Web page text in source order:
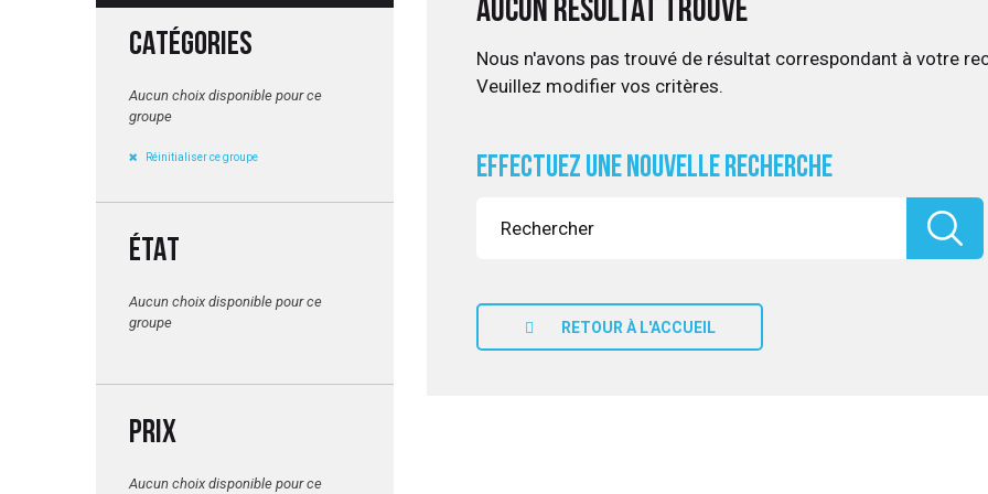
CATÉGORIES
Aucun choix disponible pour ce
groupe
Réinitialiser ce groupe
ÉTAT
Aucun choix disponible pour ce
groupe
PRIX
Aucun choix disponible pour ce
Aucun résultat trouvé
Nous n'avons pas trouvé de résultat correspondant à votre
Veuillez modifier vos critères.
Effectuez une nouvelle recherche
RETOUR À L'ACCUEIL